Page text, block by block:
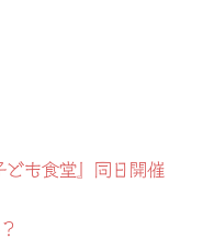
も食堂』同日開催